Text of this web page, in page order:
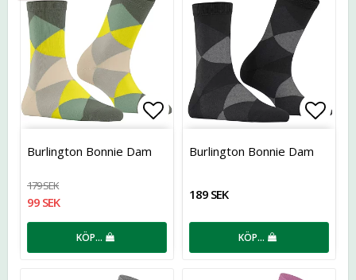
Lägg till i favoritlistan
Burlington Bonnie Dam
179 SEK
99 SEK
KÖP…
Burlington Bonnie Dam
189 SEK
KÖP…